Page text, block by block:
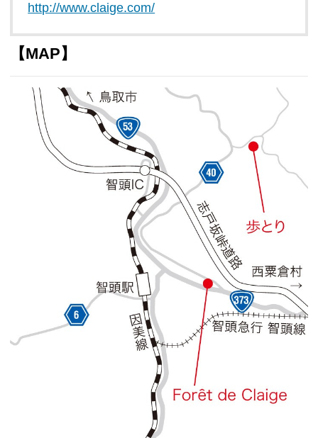
http://www.claige.com/
【MAP】